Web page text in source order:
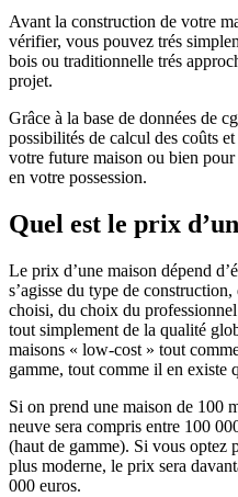
Avant la construction de votre
vérifier, vous pouvez trés
bois ou traditionnelle trés
projet.
Grâce à la base de données de
possibilités de calcul des coûts
votre future maison ou bien
en votre possession.
Quel est le prix
Le prix d’une maison dépend
s’agisse du type de
choisi, du choix du
tout simplement de la qualité
maisons « low-cost » tout
gamme, tout comme il en existe
Si on prend une maison de 100
neuve sera compris entre 100
(haut de gamme). Si vous optez
plus moderne, le prix sera
000 euros.